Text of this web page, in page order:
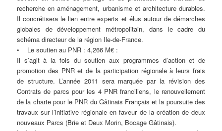
recherche en aménagement, urbanisme et architecture durables.
Il concrétisera le lien entre experts et élus autour de démarches
globales de développement métropolitain, dans le cadre du
schéma directeur de la région Ile-de-France.
• Le soutien au PNR : 4,266 M€ :
Il s’agit à la fois du soutien aux programmes d’action et de
promotion des PNR et de la participation régionale à leurs frais
de structure. L’année 2011 sera marquée par la révision des
Contrats de parcs pour les 4 PNR franciliens, le renouvellement
de la charte pour le PNR du Gâtinais Français et la poursuite des
travaux sur l’initiative régionale en faveur de la création de deux
nouveaux Parcs (Brie et Deux Morin, Bocage Gâtinais).